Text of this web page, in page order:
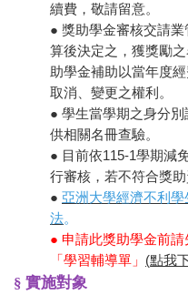
續費，敬請留意。
● 獎助學金審核交請
算後決定之，獲獎勵
助學金補助以當年度
取消、變更之權利。
● 學生當學期之身分
供相關名冊查驗。
● 目前依115-1學期減
行審核，若不符合獎
● 亞洲大學經濟不利
法。
● 申請此獎助學金前
「學習輔導單」 (點我
§ 實施對象